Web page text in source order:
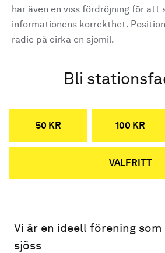
har även en viss fördröjning för att
informationens korrekthet.
radie på cirka en sjömil.
Bli
50 KR 100 KR
VALFRITT
Vi är en ideell förening
sjöss